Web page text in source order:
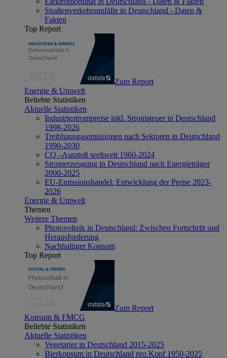
Straßenverkehrsunfälle in Deutschland - Daten &
Fakten
Top Report
Zum Report
Energie & Umwelt
Beliebte Statistiken
Aktuelle Statistiken
Industriestrompreise inkl. Stromsteuer in Deutschland
1998-2026
Treibhausgasemissionen nach Sektoren in Deutschland
1990-2030
CO₂-Ausstoß weltweit 1960-2024
Stromerzeugung in Deutschland nach Energieträger
2000-2025
EU-Emissionshandel: Entwicklung der Preise 2023-
2026
Energie & Umwelt
Themen
Weitere Themen
Photovoltaik in Deutschland: Zwischen Fortschritt und
Herausforderung
Nachhaltiger Konsum
Top Report
Zum Report
Konsum & FMCG
Beliebte Statistiken
Aktuelle Statistiken
Vegetarier in Deutschland 2015-2025
Bierkonsum in Deutschland pro Kopf 1950-2025